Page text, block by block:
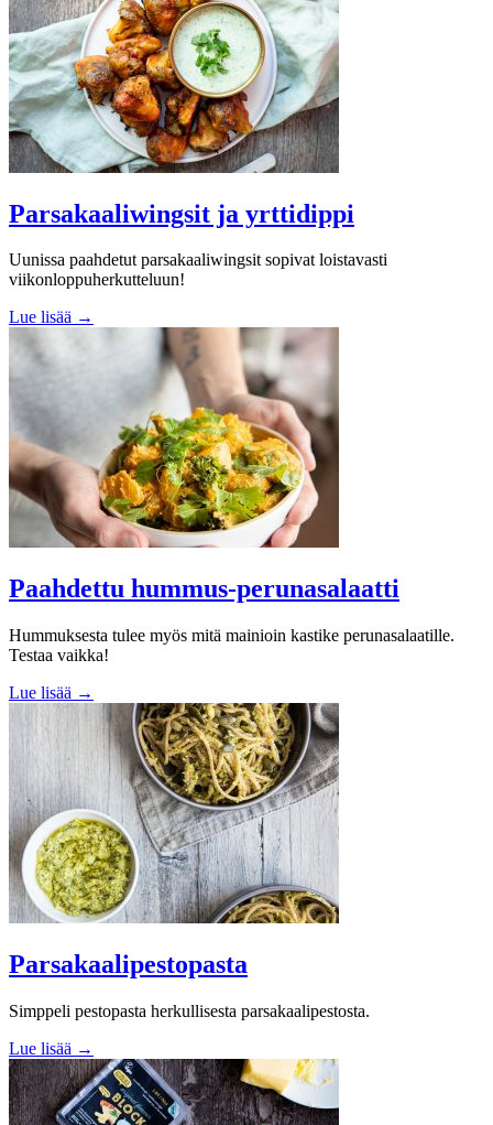
Parsakaaliwingsit ja yrttidippi
Uunissa paahdetut parsakaaliwingsit sopivat loistavasti
viikonloppuherkutteluun!
Lue lisää →
Paahdettu hummus-perunasalaatti
Hummuksesta tulee myös mitä mainioin kastike perunasalaatille.
Testaa vaikka!
Lue lisää →
Parsakaalipestopasta
Simppeli pestopasta herkullisesta parsakaalipestosta.
Lue lisää →